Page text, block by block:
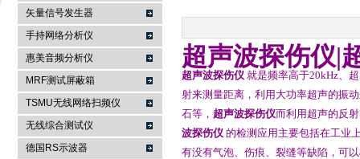
南京咏仪电子科技有限公司
矢量信号发生器
手持网络分析仪
惠美音频分析仪
MRF测试屏蔽箱
TSMU无线网络扫频仪
无线综合测试仪
德国RS示波器
超声波探伤仪|
超声波探伤仪 就是频率高于20kHz、
射来测量距离，利用大功率超声的振
石等， 超声波探伤仪而利用超声的反
波探伤仪 的检测应用主要包括在工业
有没有气泡、伤痕、裂缝等缺陷，可